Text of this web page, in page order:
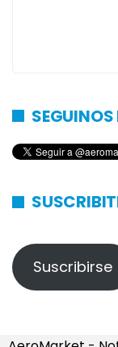
Suscribirse